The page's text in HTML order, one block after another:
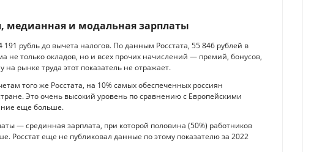
медианная и модальная зарплаты
рубль до вычета налогов. По данным Росстата, 55 846 рублей в
не только окладов, но и всех прочих начислений — премий, бонусов,
рынке труда этот показатель не отражает.
того же Росстата, на 10% самых обеспеченных россиян
Это очень высокий уровень по сравнению с Европейскими
еще больше.
— срединная зарплата, при которой половина (50%) работников
Росстат еще не публиковал данные по этому показателю за 2022